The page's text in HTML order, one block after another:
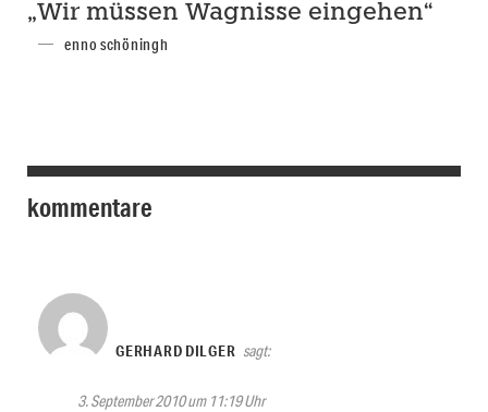
„Wir müssen Wagnisse eingehen“
enno schöningh
kommentare
GERHARD DILGER sagt:
3. September 2010 um 11:19 Uhr